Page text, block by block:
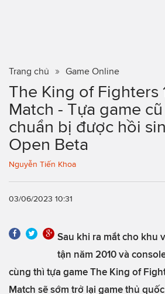
Trang chủ Game Online
The King of Fighters
Match - Tựa game
chuẩn bị được hồi
Open Beta
Nguyễn Tiến Khoa
03/06/2023 10:31
Sau khi ra mắt cho khu
tận năm 2010 và
cùng thì tựa game The King of
Match sẽ sớm trở lại game thủ